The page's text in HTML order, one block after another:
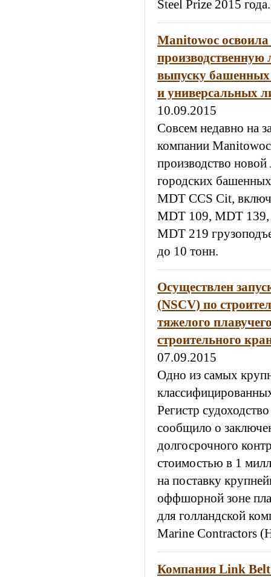
Steel Prize 2015 года.
Manitowoc
выпуску
и универсальных
10.09.2015
Совсем недавно на
компании
производство новой
городских
MDT CCS Cit,
MDT 109, MDT
MDT 219
до 10 тонн.
Осуществлен
(NSCV) по
тяжелого
строительного
07.09.2015
Одно из самых
Регистр
сообщило о
долгосрочного
стоимостью в 1
на поставку
оффшорной зоне
для голландской
Marine Contractors
Компания Link Belt